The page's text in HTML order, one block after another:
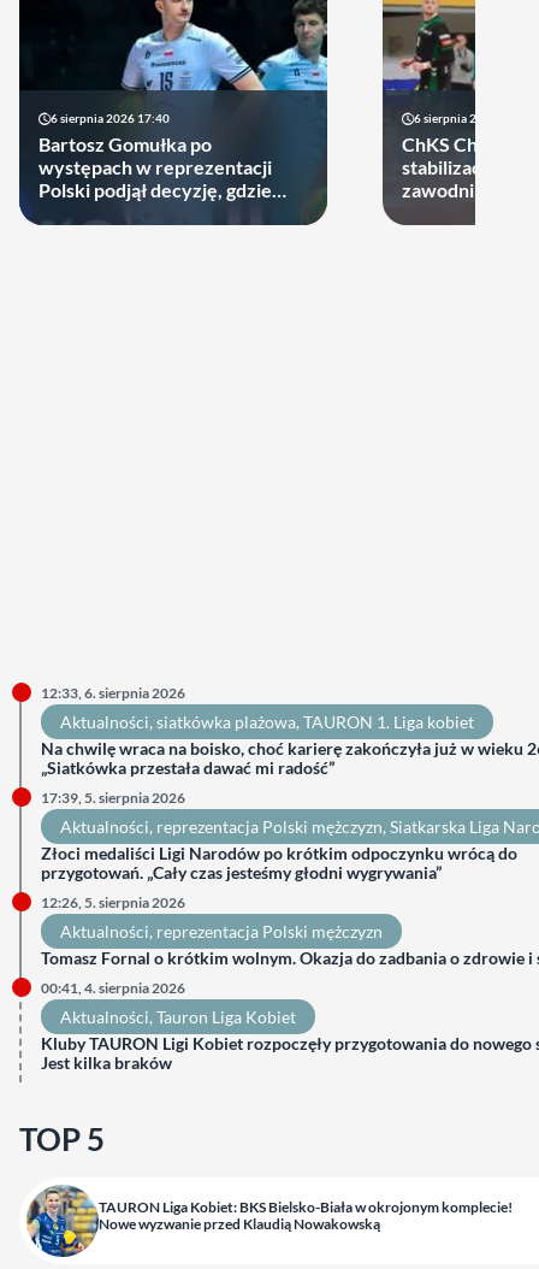
6 sierpnia 2026 17:40
Bartosz Gomułka po
występach w reprezentacji
Polski podjął decyzję, gdzie
6 sierpnia 2026 10:14
ChKS Chełm
stabilizację.
zawodników
12:33, 6. sierpnia 2026
Aktualności, siatkówka plażowa, TAURON 1. Liga kobiet
Na chwilę wraca na boisko, choć karierę zakończyła już w wieku
„Siatkówka przestała dawać mi radość”
17:39, 5. sierpnia 2026
Aktualności, reprezentacja Polski mężczyzn, Siatkarska Liga
Złoci medaliści Ligi Narodów po krótkim odpoczynku wrócą do
przygotowań. „Cały czas jesteśmy głodni wygrywania”
12:26, 5. sierpnia 2026
Aktualności, reprezentacja Polski mężczyzn
Tomasz Fornal o krótkim wolnym. Okazja do zadbania o zdrowie i
00:41, 4. sierpnia 2026
Aktualności, Tauron Liga Kobiet
Kluby TAURON Ligi Kobiet rozpoczęły przygotowania do nowego
Jest kilka braków
TOP 5
TAURON Liga Kobiet: BKS Bielsko-Biała w okrojonym komplecie!
Nowe wyzwanie przed Klaudią Nowakowską